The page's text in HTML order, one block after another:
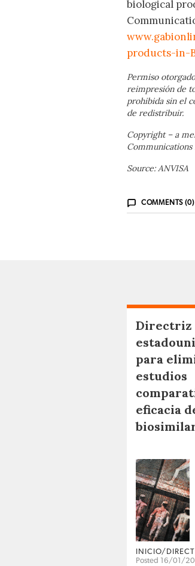
biological
products-in-
Permiso
reimpresión de
prohibida sin el
de redistribuir.
Copyright – a
Communications
Source: ANVISA
COMMENTS (0)
Directriz
para
estudios
eficacia
INICIO/
Posted 16/01/